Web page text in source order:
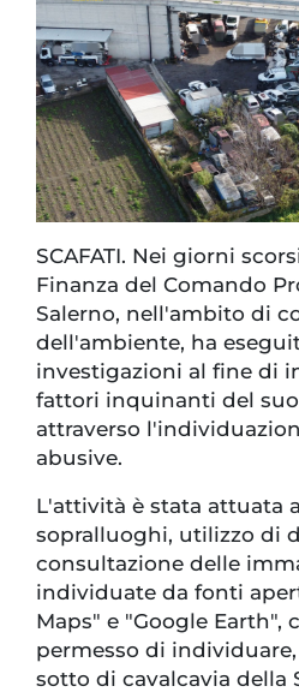
SCAFATI. Nei giorni
Finanza del Comando
Salerno, nell'ambito di
dell'ambiente, ha
investigazioni al fine di
fattori inquinanti del
attraverso
abusive.
L'attività è stata attuata
sopralluoghi, utilizzo di
consultazione delle
individuate da fonti
Maps" e "Google Earth",
permesso di
sotto di cavalcavia della